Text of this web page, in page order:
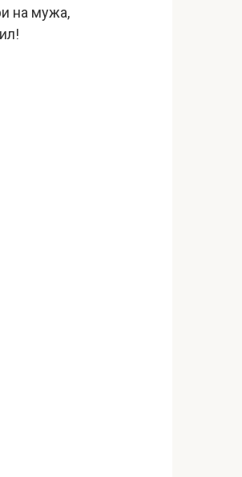
на мужа,